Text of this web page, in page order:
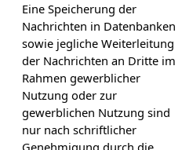
Eine Speicherung der
Nachrichten in Datenbanken
sowie jegliche Weiterleitung
der Nachrichten an Dritte im
Rahmen gewerblicher
Nutzung oder zur
gewerblichen Nutzung sind
nur nach schriftlicher